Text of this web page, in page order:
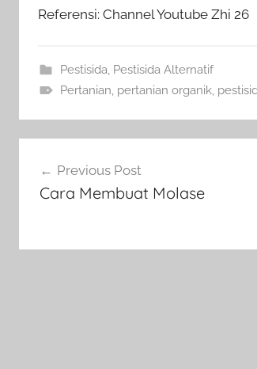
Referensi: Channel Youtube Zhi 26
Pestisida, Pestisida Alternatif
Pertanian, pertanian organik,
pos Previous Post
Cara Membuat Molase